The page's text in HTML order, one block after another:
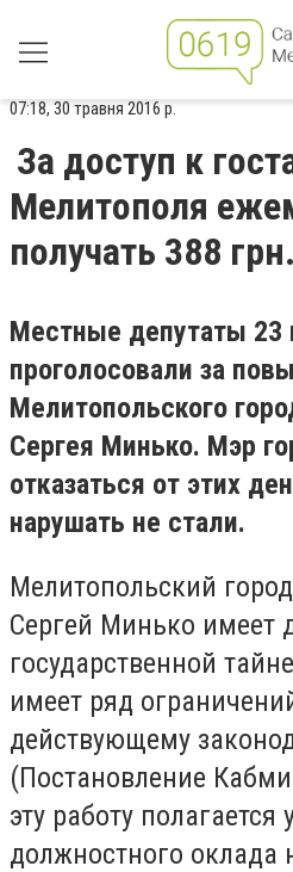
07:18, 30 травня 2016 р.
За доступ к
Мелитополя
получать 388 грн.
Местные депутаты 23
проголосовали за
Мелитопольского
Сергея Минько. Мэр
отказаться от этих
нарушать не стали.
Мелитопольский
Сергей Минько имеет
государственной
имеет ряд
действующему
(Постановление
эту работу полагается
должностного оклада